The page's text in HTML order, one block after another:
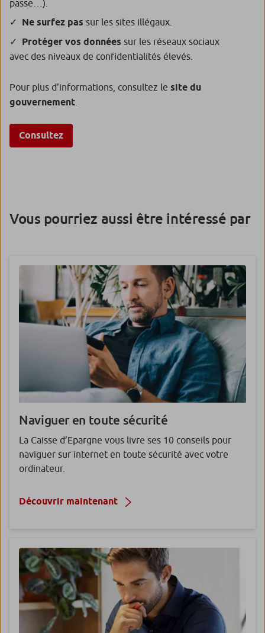
passe…).
Ne surfez pas sur les sites illégaux.
Protéger vos données sur les réseaux sociaux
avec des niveaux de confidentialités élevés.
Pour plus d’informations, consultez le site du
gouvernement
Consultez
Vous pourriez aussi être intéressé par
Navigueren toute sécurité
La Caisse d’Epargne vous livre ses 10 conseils pour
naviguer sur internet en toute sécurité avec votre
ordinateur.
Découvrir maintenant